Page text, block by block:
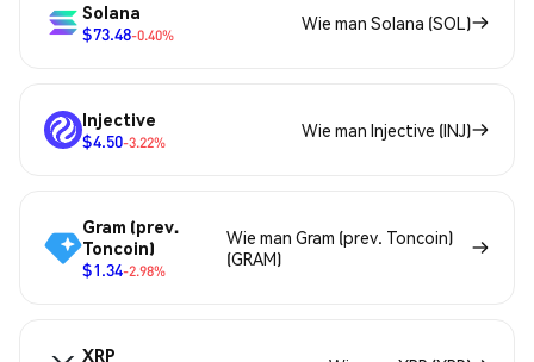
Solana
$73.48-0.40%
Wie man Solana (SOL)
Injective
$4.50-3.22%
Wie man Injective (INJ)
Gram (prev.
Toncoin)
$1.34-2.98%
Wie man Gram (prev. Toncoin)
(GRAM)
XRP